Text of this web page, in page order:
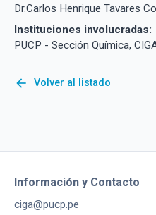
Dr.Carlos Henrique Tavares
Instituciones involucradas:
PUCP - Sección Química,
arrow_back Volver al listado
Información y Contacto
ciga@pucp.pe